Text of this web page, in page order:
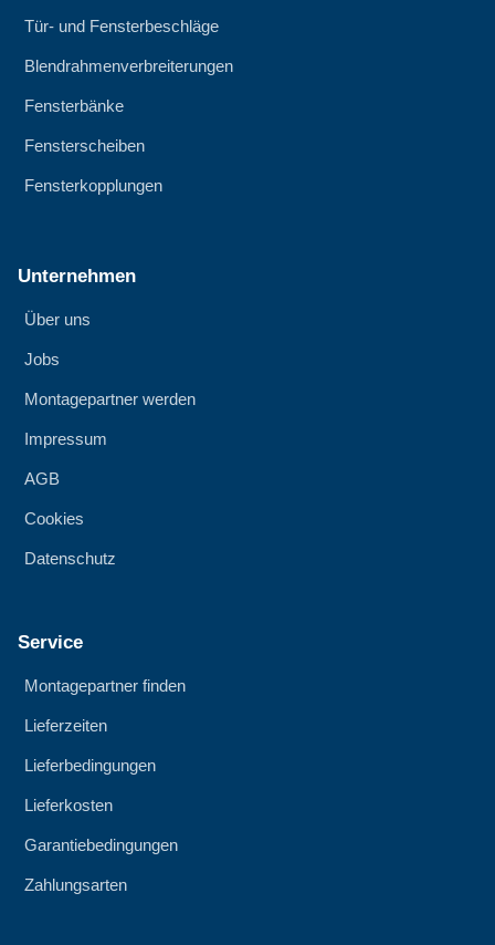
Tür- und Fensterbeschläge
Blendrahmenverbreiterungen
Fensterbänke
Fensterscheiben
Fensterkopplungen
Unternehmen
Über uns
Jobs
Montagepartner werden
Impressum
AGB
Cookies
Datenschutz
Service
Montagepartner finden
Lieferzeiten
Lieferbedingungen
Lieferkosten
Garantiebedingungen
Zahlungsarten